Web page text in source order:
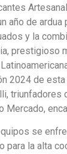
año de
y la
prestigioso
2024 de
triunfadores
Mercado,
se
para la alta